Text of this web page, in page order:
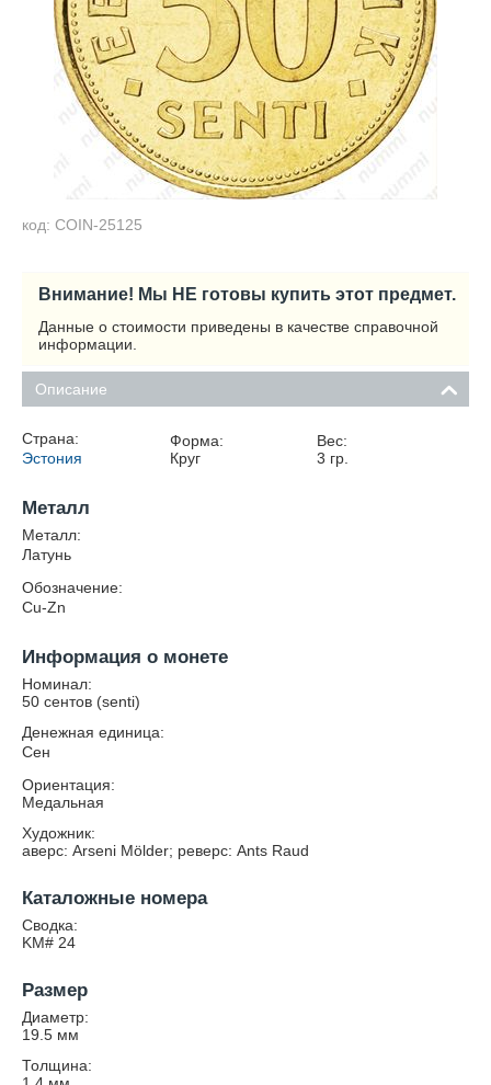
код: COIN-25125
Внимание! Мы НЕ готовы купить этот предмет.
Данные о стоимости приведены в качестве справочной
информации.
Описание
Страна:
Эстония
Форма:
Круг
Вес:
3 гр.
Металл
Металл:
Латунь
Обозначение:
Cu-Zn
Информация о монете
Номинал:
50 сентов (senti)
Денежная единица:
Сен
Ориентация:
Медальная
Художник:
аверс: Arseni Mölder; реверс: Ants Raud
Каталожные номера
Сводка:
KM# 24
Размер
Диаметр:
19.5 мм
Толщина: